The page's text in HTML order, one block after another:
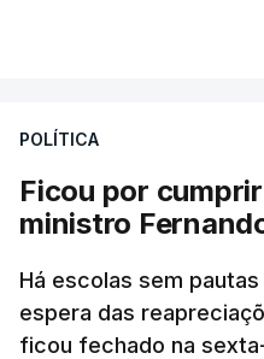
POLÍTICA
Ficou por
ministro
Há escolas sem
espera das
ficou fechado na